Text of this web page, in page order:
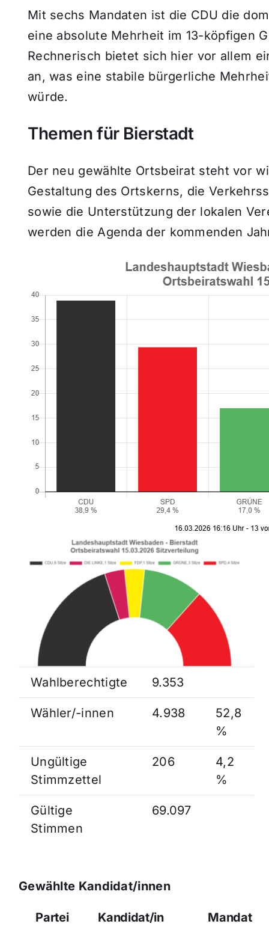
Mit sechs Mandaten ist die CDU die
eine absolute Mehrheit im 13-köpfigen
Rechnerisch bietet sich hier vor allem
an, was eine stabile bürgerliche
würde.
Themen für Bierstadt
Der neu gewählte Ortsbeirat steht vor
Gestaltung des Ortskerns, die
sowie die Unterstützung der lokalen
werden die Agenda der kommenden
Wahlberechtigte 9.353
Wähler/-innen 4.938
52,8
%
Ungültige
Stimmzettel
206
4,2
%
Gültige
Stimmen
69.097
Gewählte Kandidat/innen
Partei Kandidat/in Mandat